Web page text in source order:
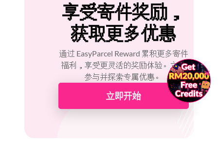
享受寄件奖励，
获取更多优惠
通过 EasyParcel Reward 累积更多寄件
福利，享受更灵活的奖励体验。立即
参与并探索专属优惠。
立即开始
×